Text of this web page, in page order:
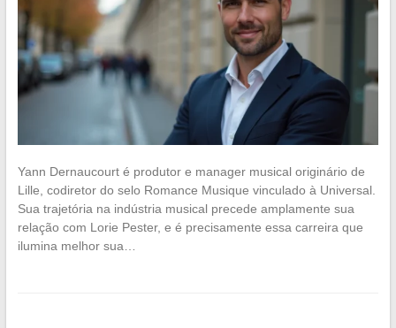
Yann Dernaucourt é produtor e manager musical originário de
Lille, codiretor do selo Romance Musique vinculado à Universal.
Sua trajetória na indústria musical precede amplamente sua
relação com Lorie Pester, e é precisamente essa carreira que
ilumina melhor sua…